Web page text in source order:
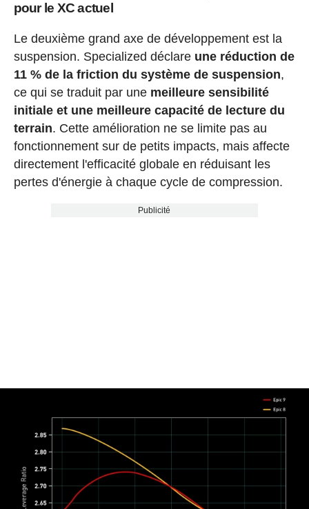
pour le XC actuel
Le deuxième grand axe de développement est la
suspension. Specialized déclare une réduction de
11 % de la friction du système de suspension,
ce qui se traduit par une meilleure sensibilité
initiale et une meilleure capacité de lecture du
terrain. Cette amélioration ne se limite pas au
fonctionnement sur de petits impacts, mais affecte
directement l'efficacité globale en réduisant les
pertes d'énergie à chaque cycle de compression.
Publicité